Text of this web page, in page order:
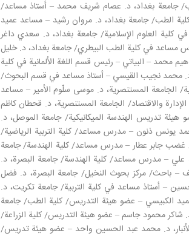
جامعة بغداد، د. عصام شريف محمد – أستاذ مساعد/
الطب/ جامعة بغداد، د. مروان رشيد – مساعد عميد
العلوم الإسلامية/ جامعة بغداد، د. سعدي داغر
مساعد في كلية الطب البيطري/ جامعة بغداد، د. خليل
محمد – البياتي – رئيس قسم اللغة الألمانية في كلية
د. محمد نجيب القيسي – أستاذ مساعد في قسم البحوث/
الجامعة المستنصرية، د. موسى سلّوم الأمير – مساعد
والاقتصاد/ الجامعة المستنصرية، د. قحطان كاظم
تدريس الهندسة الميكانيكية/ جامعة الموصل، د.
يونس ذنون – مدرس مساعد/ كلية التربية الرياضية/
غضب جابر عطار – مدرس مساعد/ كلية الهندسة/ جامعة
علي – مدرس مساعد/ كلية الهندسة/ جامعة البصرة، د.
– باحث/ مركز بحوث النخيل/ جامعة البصرة، د. فضل
– أستاذ مساعد في كلية التربية/ جامعة تكريت، د.
الكبيسي – عضو هيئة التدريس/ كلية الطب/ جامعة
د. شاكر محمود جاسم – عضو هيئة التدريس/ كلية الزراعة/
د. محمد عبد الحسين واحد – عضو هيئة تدريس/